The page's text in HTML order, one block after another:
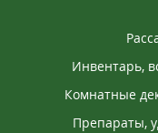
Инвентарь,
Комнатные
Препараты,